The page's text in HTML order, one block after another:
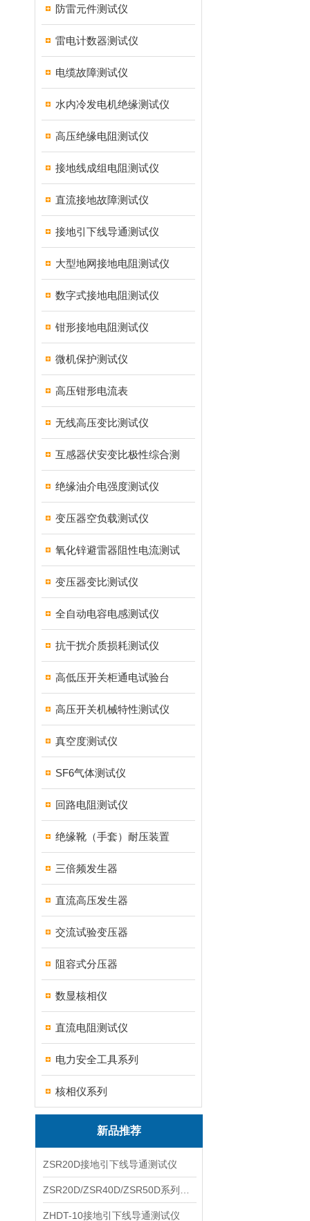
防雷元件测试仪
雷电计数器测试仪
电缆故障测试仪
水内冷发电机绝缘测试仪
高压绝缘电阻测试仪
接地线成组电阻测试仪
直流接地故障测试仪
接地引下线导通测试仪
大型地网接地电阻测试仪
数字式接地电阻测试仪
钳形接地电阻测试仪
微机保护测试仪
高压钳形电流表
无线高压变比测试仪
互感器伏安变比极性综合测
绝缘油介电强度测试仪
变压器空负载测试仪
氧化锌避雷器阻性电流测试
变压器变比测试仪
全自动电容电感测试仪
抗干扰介质损耗测试仪
高低压开关柜通电试验台
高压开关机械特性测试仪
真空度测试仪
SF6气体测试仪
回路电阻测试仪
绝缘靴（手套）耐压装置
三倍频发生器
直流高压发生器
交流试验变压器
阻容式分压器
数显核相仪
直流电阻测试仪
电力安全工具系列
核相仪系列
新品推荐
ZSR20D接地引下线导通测试仪
ZHDT-10接地引下线导通测试仪